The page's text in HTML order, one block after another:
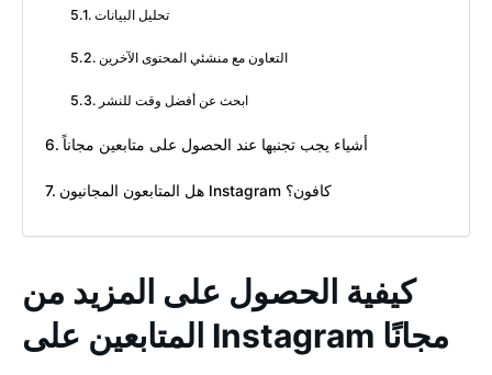
تحليل البيانات
التعاون مع منشئي المحتوى الآخرين
ابحث عن أفضل وقت للنشر
أشياء يجب تجنبها عند الحصول على متابعين مجاناً
هل المتابعون المجانيون Instagram كافون؟
كيفية الحصول على المزيد من
المتابعين على Instagram مجانًا